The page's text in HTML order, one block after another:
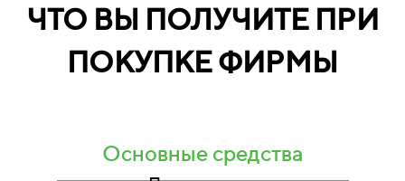
ЧТО ВЫ ПОЛУЧИТЕ ПРИ
ПОКУПКЕ ФИРМЫ
Основные средства